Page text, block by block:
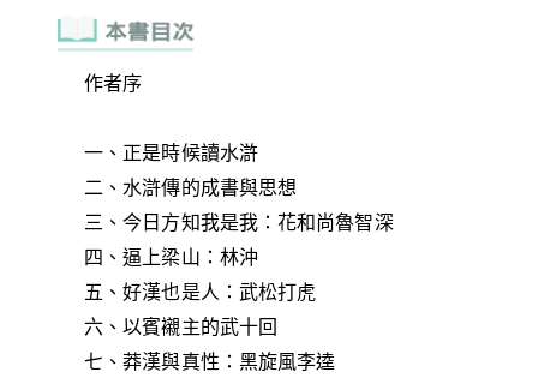
作者序
一、正是時候讀水滸
二、水滸傳的成書與思想
三、今日方知我是我：花和尚魯智深
四、逼上梁山：林沖
五、好漢也是人：武松打虎
六、以賓襯主的武十回
七、莽漢與真性：黑旋風李逵